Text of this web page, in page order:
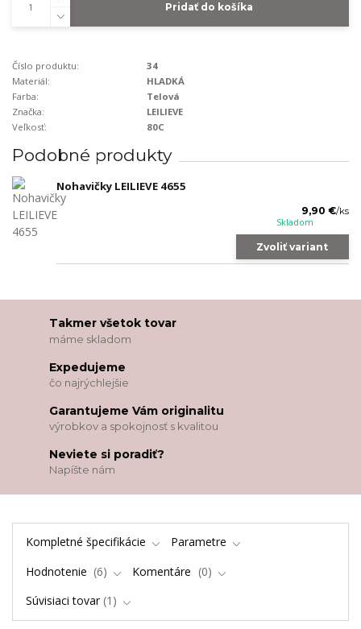
Pridať do košíka
Číslo produktu:
34
Materiál:
HLADKÁ
Farba:
Telová
Značka:
LEILIEVE
Veľkosť:
80C
Podobné produkty
Nohavičky LEILIEVE 4655
9,90 €/ks
Skladom
Zvoliť variant
Takmer všetok tovar
máme skladom
Expedujeme
čo najrýchlejšie
Garantujeme Vám originalitu
výrobkov a spokojnosť s kvalitou
Neviete si poradiť?
Napíšte nám
Kompletné špecifikácie
Parametre
Hodnotenie
6 Komentáre
0
Súvisiaci tovar 1